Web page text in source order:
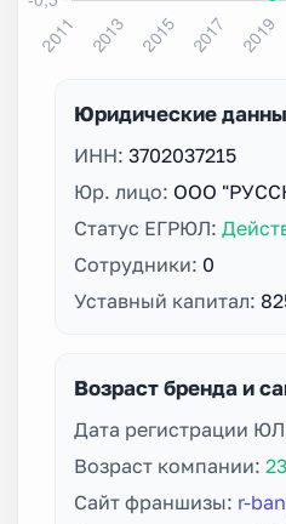
Юридические
ИНН: 3702037215
Юр. лицо: ООО
Статус ЕГРЮЛ:
Сотрудники: 0
Уставный капитал:
Возраст бренда и
Дата регистрации
Возраст компании:
Сайт франшизы: r-